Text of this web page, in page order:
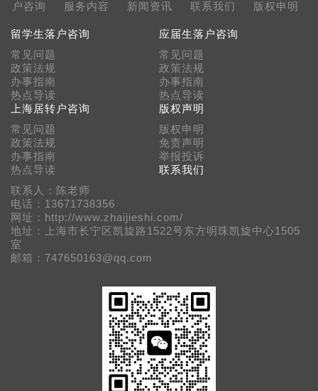
户咨询
服务内容 新闻资讯 联系我们 版权申明
留学生落户咨询
常见问题
政策法规
办事指南
热点导读
应届生落户咨询
常见问题
政策法规
办事指南
热点导读
上海居转户咨询
常见问题
政策法规
办事指南
热点导读
版权声明
版权申明
免责声明
举报投诉
联系我们
联系人：陈老师
电话：13671738356
网址：http://www.zhaijieshi.com/
地址：上海市长宁区凯旋路1522号东方明珠凯旋中心1505
室
邮箱：747650163@qq.com